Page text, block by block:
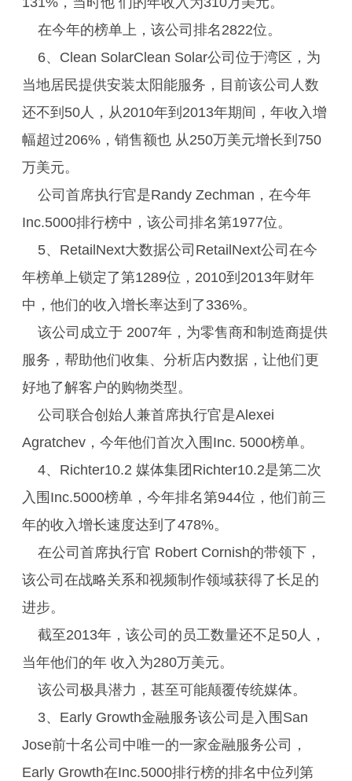
在今年的榜单上，该公司排名2822位。
6、Clean SolarClean Solar公司位于湾区，为
当地居民提供安装太阳能服务，目前该公司人数
还不到50人，从2010年到2013年期间，年收入增
幅超过206%，销售额也 从250万美元增长到750
万美元。
公司首席执行官是Randy Zechman，在今年
Inc.5000排行榜中，该公司排名第1977位。
5、RetailNext大数据公司RetailNext公司在今
年榜单上锁定了第1289位，2010到2013年财年
中，他们的收入增长率达到了336%。
该公司成立于 2007年，为零售商和制造商提供
服务，帮助他们收集、分析店内数据，让他们更
好地了解客户的购物类型。
公司联合创始人兼首席执行官是Alexei
Agratchev，今年他们首次入围Inc. 5000榜单。
4、Richter10.2 媒体集团Richter10.2是第二次
入围Inc.5000榜单，今年排名第944位，他们前三
年的收入增长速度达到了478%。
在公司首席执行官 Robert Cornish的带领下，
该公司在战略关系和视频制作领域获得了长足的
进步。
截至2013年，该公司的员工数量还不足50人，
当年他们的年 收入为280万美元。
该公司极具潜力，甚至可能颠覆传统媒体。
3、Early Growth金融服务该公司是入围San
Jose前十名公司中唯一的一家金融服务公司，
Early Growth在Inc.5000排行榜的排名中位列第